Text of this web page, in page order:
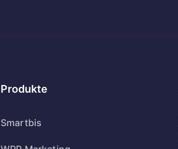
Produkte
Smartbis